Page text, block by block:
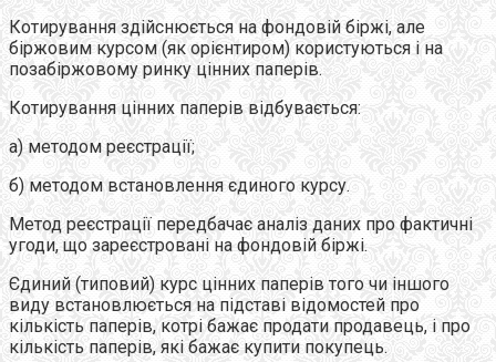
Котирування здійснюється на фондовій біржі, але
біржовим курсом (як орієнтиром) користуються і на
позабіржовому ринку цінних паперів.
Котирування цінних паперів відбувається:
а) методом реєстрації;
б) методом встановлення єдиного курсу.
Метод реєстрації передбачає аналіз даних про фактичні
угоди, що зареєстровані на фондовій біржі.
Єдиний (типовий) курс цінних паперів того чи іншого
виду встановлюється на підставі відомостей про
кількість паперів, котрі бажає продати продавець, і про
кількість паперів, які бажає купити покупець.